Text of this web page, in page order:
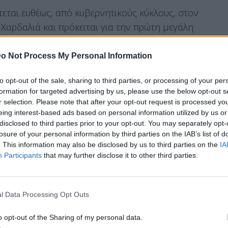
Not Process My Personal Information
opt-out of the sale, sharing to third parties, or processing of your
for targeted advertising by us, please use the below opt-out
selection. Please note that after your opt-out request is processed
interest-based ads based on personal information utilized by us
to third parties prior to your opt-out. You may separately
of your personal information by third parties on the IAB’s list of
This information may also be disclosed by us to third parties on the
Participants that may further disclose it to other third parties.
Data Processing Opt Outs
opt-out of the Sharing of my personal data.
ευθέως, από κυβερνητικούς κύκλους, στον
και πρόκειται για την πρώτη μεγάλη
είχε ο ίδιος άλλωστε ανεβάσει το σποτ στον
υπήρξαν πολλές αντιδράσεις στα social
της γυναίκας στο σενάριο.
:
πλαίσιο της καμπάνιας για την
προκάλεσε κάποιες αντιδράσεις και